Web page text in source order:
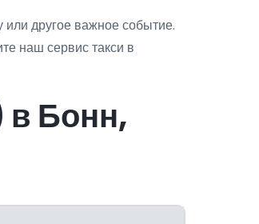
другое важное событие.
наш сервис такси в
в Бонн,